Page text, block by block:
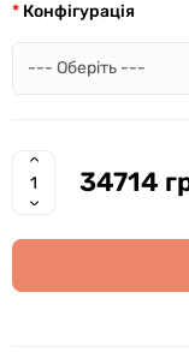
Конфігурація
34714